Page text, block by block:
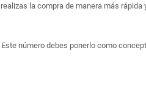
la compra de manera más rápida
número debes ponerlo como